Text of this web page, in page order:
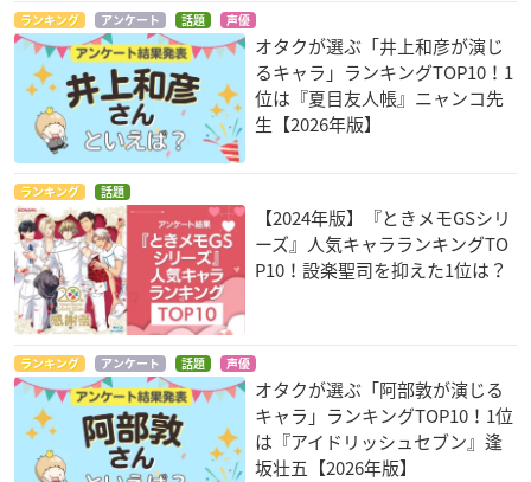
ランキング アンケート 話題 声優
オタクが選ぶ「井上和彦が演じ
るキャラ」ランキングTOP10！1
位は『夏目友人帳』ニャンコ先
生【2026年版】
ランキング 話題
【2024年版】『ときメモGSシリ
ーズ』人気キャラランキングTO
P10！設楽聖司を抑えた1位は？
ランキング アンケート 話題 声優
オタクが選ぶ「阿部敦が演じる
キャラ」ランキングTOP10！1位
は『アイドリッシュセブン』逢
坂壮五【2026年版】